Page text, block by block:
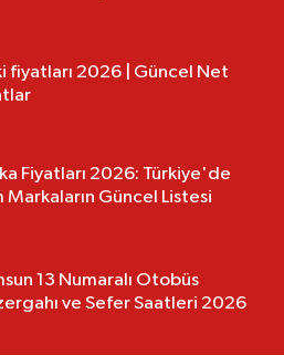
fiyatları 2026 | Güncel Net
Fiyatları 2026: Türkiye'de
Markaların Güncel Listesi
13 Numaralı Otobüs
ve Sefer Saatleri 2026